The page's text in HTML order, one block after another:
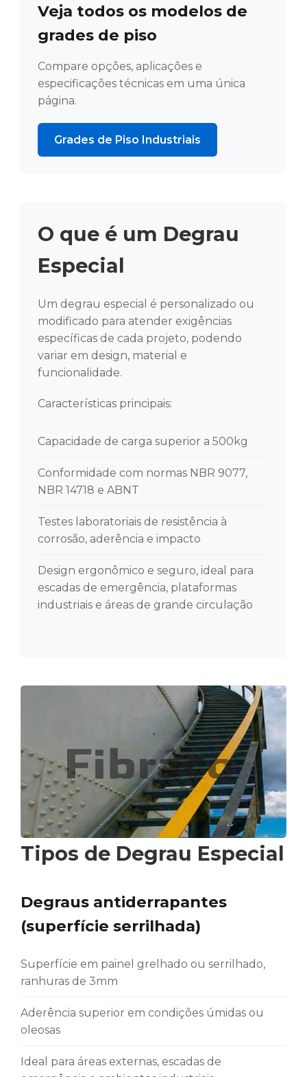
Veja todos os modelos de
grades de piso
Compare opções, aplicações e
especificações técnicas em uma única
página.
Grades de Piso Industriais
O que é um Degrau
Especial
Um degrau especial é personalizado ou
modificado para atender exigências
específicas de cada projeto, podendo
variar em design, material e
funcionalidade.
Características principais:
Capacidade de carga superior a 500kg
Conformidade com normas NBR 9077,
NBR 14718 e ABNT
Testes laboratoriais de resistência à
corrosão, aderência e impacto
Design ergonômico e seguro, ideal para
escadas de emergência, plataformas
industriais e áreas de grande circulação
Tipos de Degrau Especial
Degraus antiderrapantes
(superfície serrilhada)
Superfície em painel grelhado ou serrilhado,
ranhuras de 3mm
Aderência superior em condições úmidas ou
oleosas
Ideal para áreas externas, escadas de